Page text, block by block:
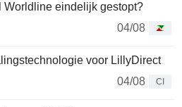
Worldline eindelijk gestopt?
04/08
voor LillyDirect
04/08
CI